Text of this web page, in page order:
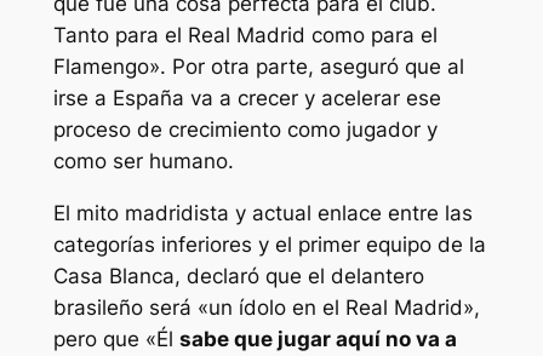
Tanto para el Real Madrid como para el
Flamengo». Por otra parte, aseguró que al
irse a España va a crecer y acelerar ese
proceso de crecimiento como jugador y
como ser humano.
El mito madridista y actual enlace entre las
categorías inferiores y el primer equipo de la
Casa Blanca, declaró que el delantero
brasileño será «un ídolo en el Real Madrid»,
pero que «Él sabe que jugar aquí no va a